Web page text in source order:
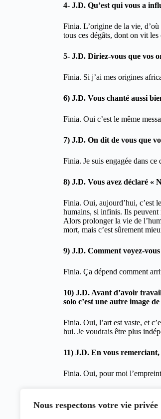
Nous respectons votre vie privée
4- J.D. Qu’est qui vous a
Finia. L’origine de la vie,
tous ces dégâts, dont on vit
5- J.D. Diriez-vous que vos
Finia. Si j’ai mes origines
6) J.D. Vous chanté aussi
Finia. Oui c’est le même
7) J.D. On dit de vous que
Finia. Je suis engagée dans
8) J.D. Vous avez déclaré «
Finia. Oui, aujourd’hui, c’est
humains, si infinis. Ils peuvent
Alors prolonger la vie de
mort, mais c’est sûrement
9) J.D. Comment voyez-
Finia. Ça dépend comment
10) J.D. Avant d’avoir
solo c’est une autre image
Finia. Oui, l’art est vaste, et
hui. Je voudrais être plus
11) J.D. En vous
Finia. Oui, pour moi